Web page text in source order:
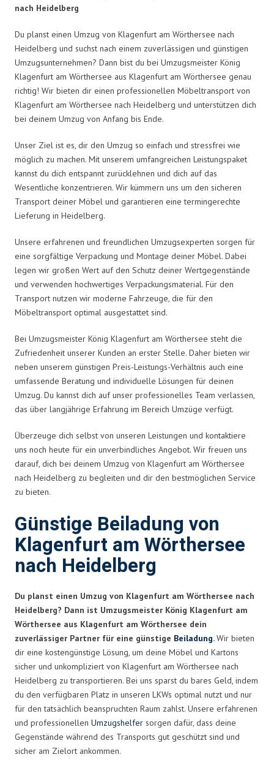
nach Heidelberg
Du planst einen Umzug von Klagenfurt am Wörthersee nach
Heidelberg und suchst nach einem zuverlässigen und günstigen
Umzugsunternehmen? Dann bist du bei Umzugsmeister König
Klagenfurt am Wörthersee aus Klagenfurt am Wörthersee genau
richtig! Wir bieten dir einen professionellen Möbeltransport von
Klagenfurt am Wörthersee nach Heidelberg und unterstützen dich
bei deinem Umzug von Anfang bis Ende.
Unser Ziel ist es, dir den Umzug so einfach und stressfrei wie
möglich zu machen. Mit unserem umfangreichen Leistungspaket
kannst du dich entspannt zurücklehnen und dich auf das
Wesentliche konzentrieren. Wir kümmern uns um den sicheren
Transport deiner Möbel und garantieren eine termingerechte
Lieferung in Heidelberg.
Unsere erfahrenen und freundlichen Umzugsexperten sorgen für
eine sorgfältige Verpackung und Montage deiner Möbel. Dabei
legen wir großen Wert auf den Schutz deiner Wertgegenstände
und verwenden hochwertiges Verpackungsmaterial. Für den
Transport nutzen wir moderne Fahrzeuge, die für den
Möbeltransport optimal ausgestattet sind.
Bei Umzugsmeister König Klagenfurt am Wörthersee steht die
Zufriedenheit unserer Kunden an erster Stelle. Daher bieten wir
neben unserem günstigen Preis-Leistungs-Verhältnis auch eine
umfassende Beratung und individuelle Lösungen für deinen
Umzug. Du kannst dich auf unser professionelles Team verlassen,
das über langjährige Erfahrung im Bereich Umzüge verfügt.
Überzeuge dich selbst von unseren Leistungen und kontaktiere
uns noch heute für ein unverbindliches Angebot. Wir freuen uns
darauf, dich bei deinem Umzug von Klagenfurt am Wörthersee
nach Heidelberg zu begleiten und dir den bestmöglichen Service
zu bieten.
Günstige Beiladung von
Klagenfurt am Wörthersee
nach Heidelberg
Du planst einen Umzug von Klagenfurt am Wörthersee nach
Heidelberg? Dann ist Umzugsmeister König Klagenfurt am
Wörthersee aus Klagenfurt am Wörthersee dein
zuverlässiger Partner für eine günstige Beiladung.Wir bieten
dir eine kostengünstige Lösung, um deine Möbel und Kartons
sicher und unkompliziert von Klagenfurt am Wörthersee nach
Heidelberg zu transportieren. Bei uns sparst du bares Geld, indem
du den verfügbaren Platz in unseren LKWs optimal nutzt und nur
für den tatsächlich beanspruchten Raum zahlst. Unsere erfahrenen
und professionellen Umzugshelfer sorgen dafür, dass deine
Gegenstände während des Transports gut geschützt sind und
sicher am Zielort ankommen.